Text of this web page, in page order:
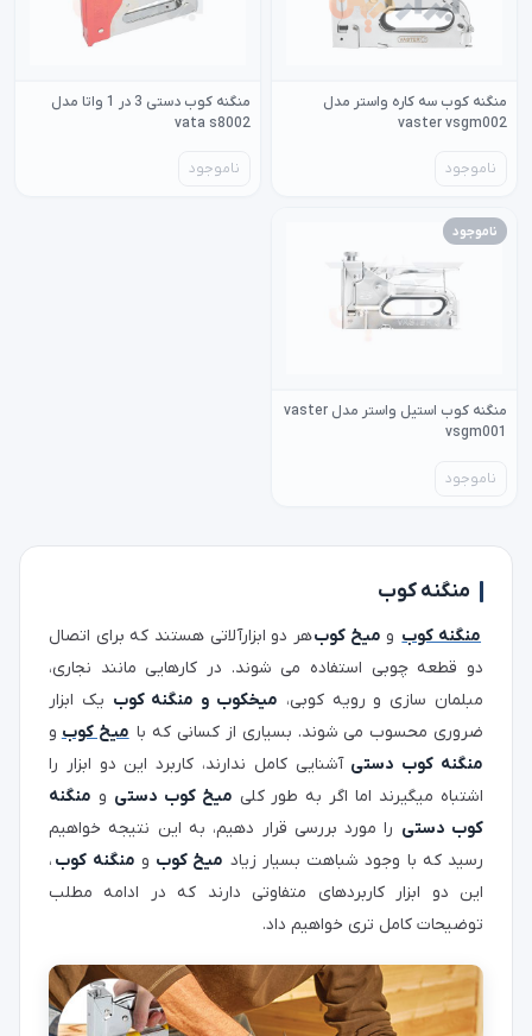
منگنه کوب سه کاره واستر مدل
vaster vsgm002
ناموجود
منگنه کوب دستی 3 در 1 واتا مدل
vata s8002
ناموجود
ناموجود
منگنه کوب استیل واستر مدل vaster
vsgm001
ناموجود
منگنه کوب
منگنه کوب و میخ کوبهر دو ابزارآلاتی هستند که برای اتصال
دو قطعه چوبی استفاده می شوند. در کارهایی مانند نجاری،
مبلمان سازی و رویه کوبی، میخکوب و منگنه کوب یک ابزار
ضروری محسوب می شوند. بسیاری از کسانی که با میخ کوب و
منگنه کوب دستی آشنایی کامل ندارند، کاربرد این دو ابزار را
اشتباه میگیرند اما اگر به طور کلی میخ کوب دستی و منگنه
کوب دستی را مورد بررسی قرار دهیم، به این نتیجه خواهیم
رسید که با وجود شباهت بسیار زیاد میخ کوب و منگنه کوب ،
این دو ابزار کاربردهای متفاوتی دارند که در ادامه مطلب
توضیحات کامل تری خواهیم داد.